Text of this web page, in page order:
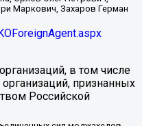
Маркович, Захаров Герман
в том числе
признанных
Российской